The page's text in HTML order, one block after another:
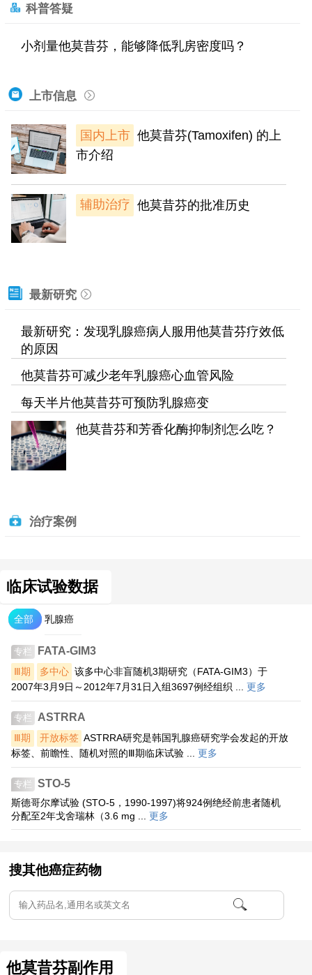
科普答疑
小剂量他莫昔芬，能够降低乳房密度吗？
上市信息
国内上市 他莫昔芬(Tamoxifen) 的上
市介绍
辅助治疗 他莫昔芬的批准历史
最新研究
最新研究：发现乳腺癌病人服用他莫昔芬疗效低
的原因
他莫昔芬可减少老年乳腺癌心血管风险
每天半片他莫昔芬可预防乳腺癌变
他莫昔芬和芳香化酶抑制剂怎么吃？
治疗案例
临床试验数据
全部 乳腺癌
专栏 FATA-GIM3
Ⅲ期 多中心 该多中心非盲随机3期研究（FATA-GIM3）于
2007年3月9日～2012年7月31日入组3697例经组织 ... 更多
专栏 ASTRRA
Ⅲ期 开放标签 ASTRRA研究是韩国乳腺癌研究学会发起的开放
标签、前瞻性、随机对照的Ⅲ期临床试验 ... 更多
专栏 STO-5
斯德哥尔摩试验 (STO-5，1990-1997)将924例绝经前患者随机
分配至2年戈舍瑞林（3.6 mg ... 更多
搜其他癌症药物
他莫昔芬副作用